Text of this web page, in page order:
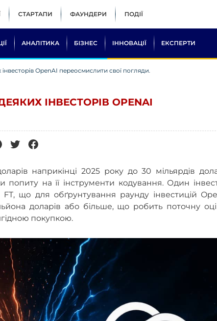
СТАРТАПИ ФАУНДЕРИ ПОДІЇ
АНАЛІТИКА БІЗНЕС ІННОВАЦІЇ ЕКСПЕРТИ
OpenAI переосмислити свої погляди.
ІНВЕСТОРІВ OPENAI
наприкінці 2025 року до 30 мільярдів
на її інструменти кодування. Один
що для обґрунтування раунду інвестицій
доларів або більше, що робить поточну
покупкою.